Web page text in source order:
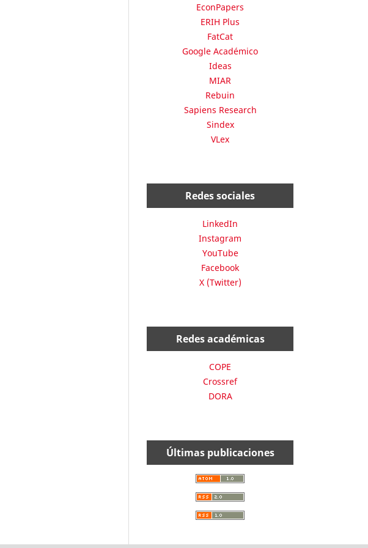
EconPapers
ERIH Plus
FatCat
Google Académico
Ideas
MIAR
Rebuin
Sapiens Research
Sindex
VLex
Redes sociales
LinkedIn
Instagram
YouTube
Facebook
X (Twitter)
Redes académicas
COPE
Crossref
DORA
Últimas publicaciones